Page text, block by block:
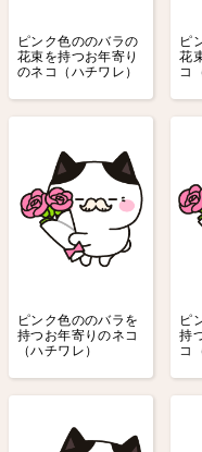
ピンク色ののバラの
花束を持つお年寄り
のネコ（ハチワレ）
ピ
花
コ
ピンク色ののバラを
持つお年寄りのネコ
（ハチワレ）
ピ
持
コ